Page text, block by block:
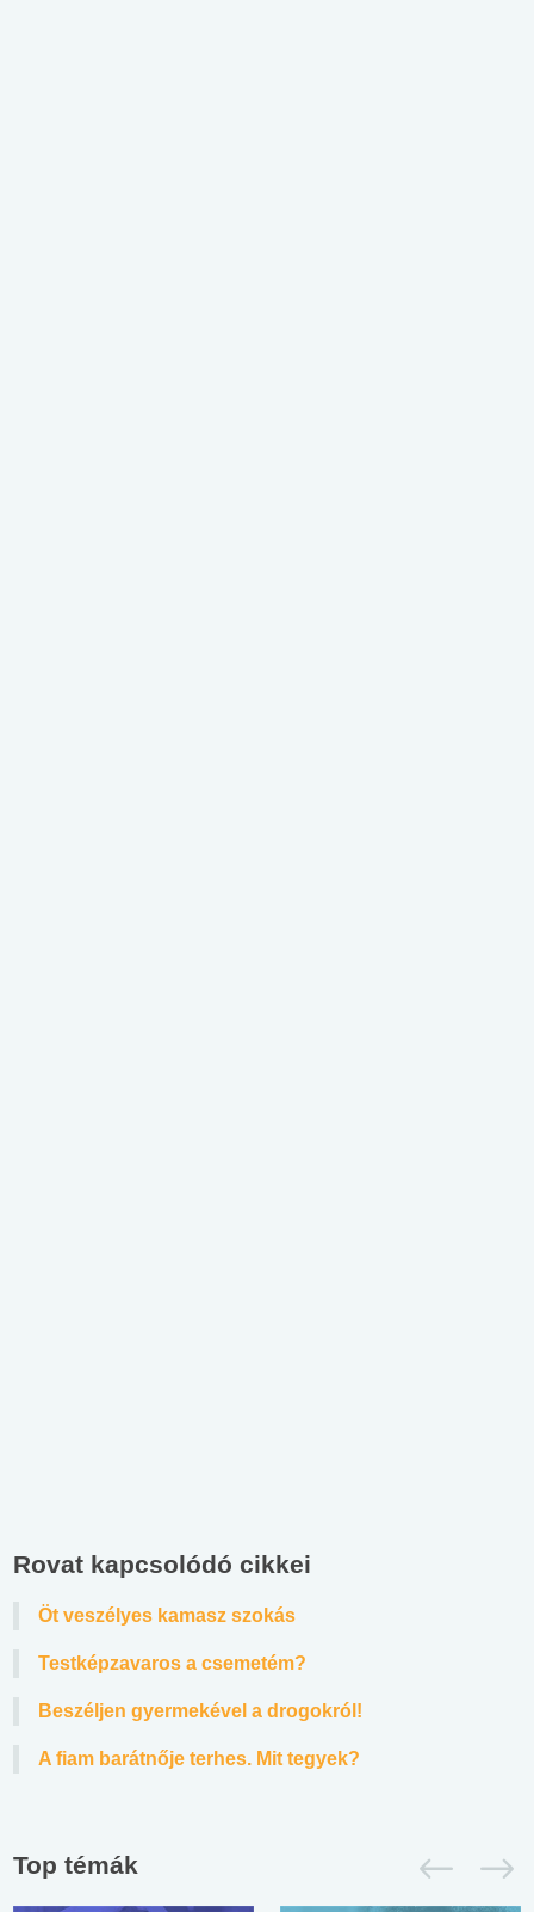
Rovat kapcsolódó cikkei
Öt veszélyes kamasz szokás
Testképzavaros a csemetém?
Beszéljen gyermekével a drogokról!
A fiam barátnője terhes. Mit tegyek?
Top témák